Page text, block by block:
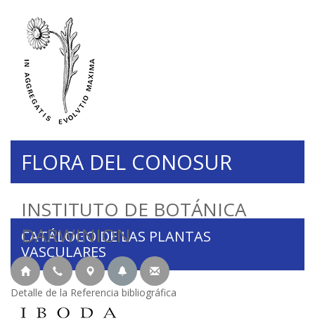
INSTITUTO DE BOTÁNICA
DARWINION
FLORA DEL CONOSUR
CATÁLOGO DE LAS PLANTAS
VASCULARES
Detalle de la Referencia bibliográfica